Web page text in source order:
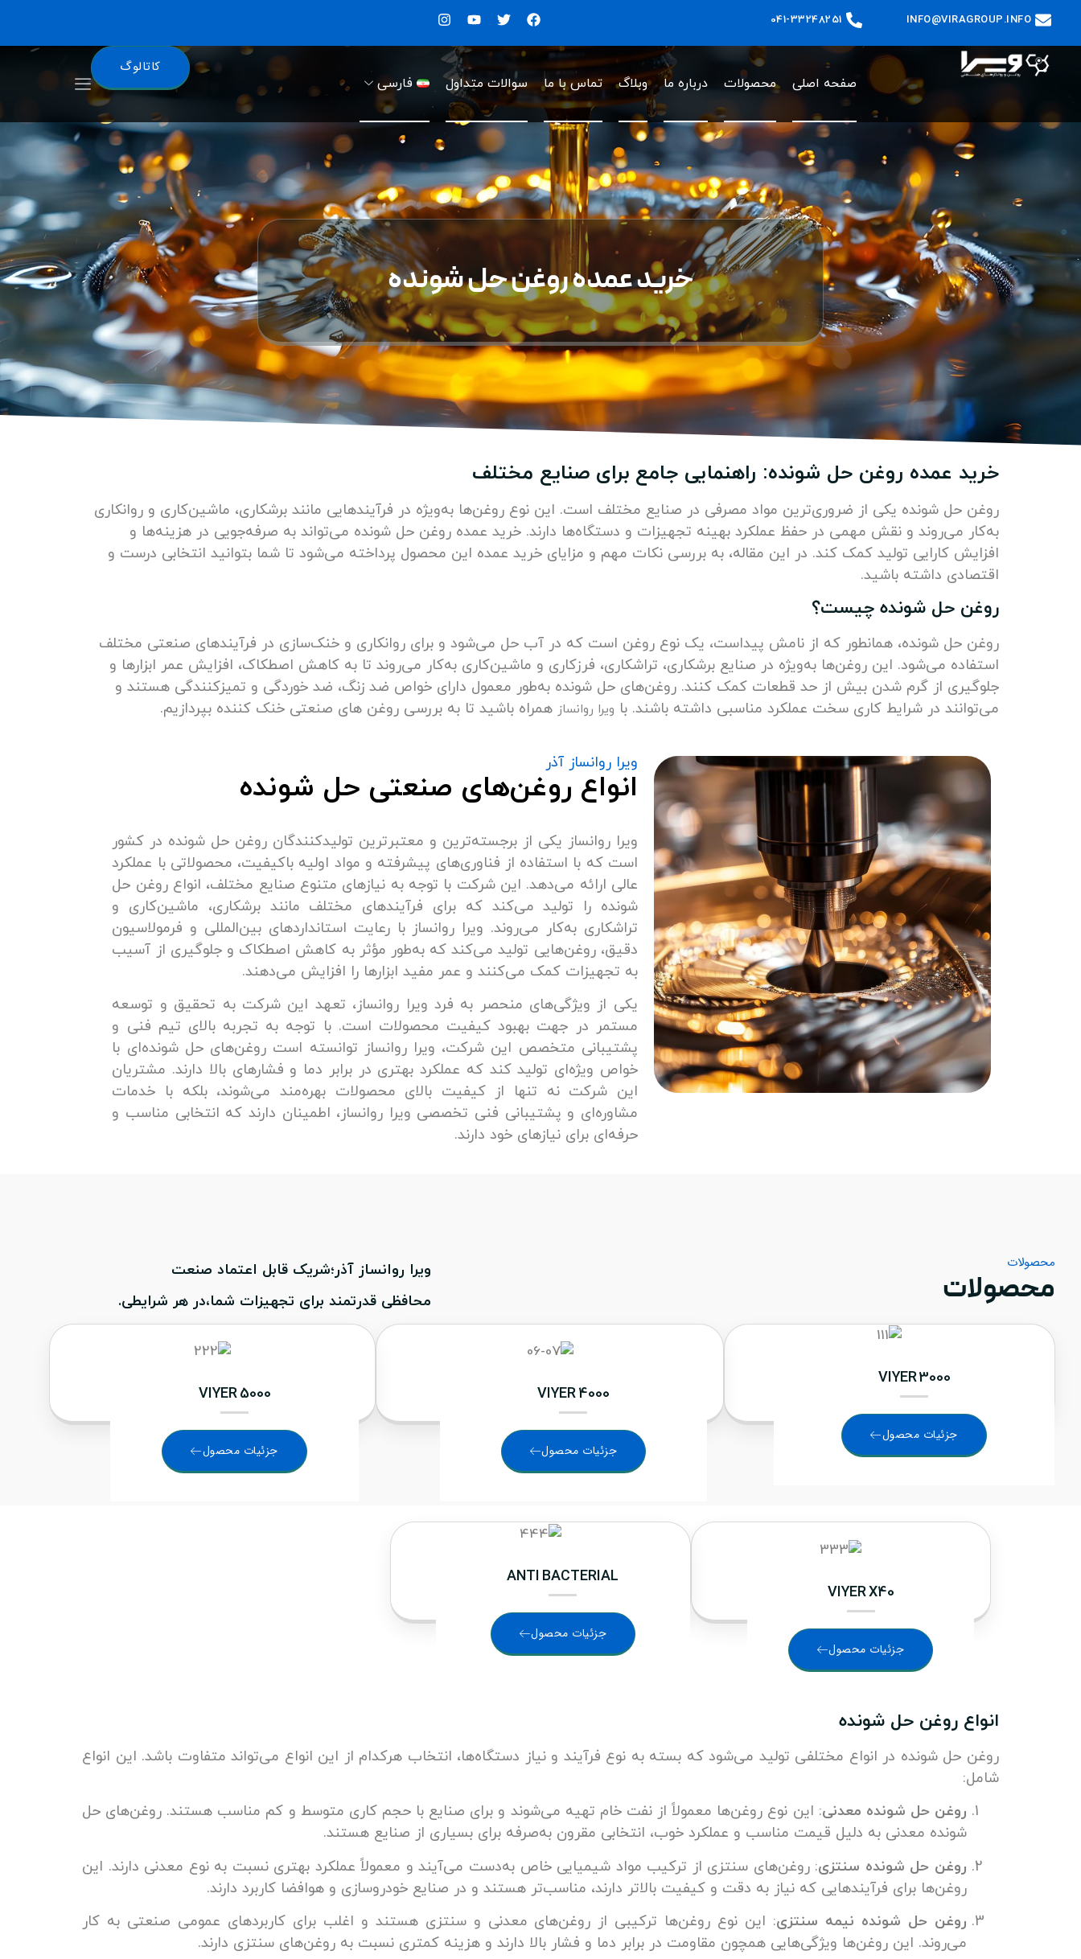
INFO@VIRAGROUP.INFO
041-33248251
صفحه اصلی محصولات درباره ما وبلاگ تماس با ما سوالات متداول فارسی
کاتالوگ
خرید عمده روغن حل شونده
خرید عمده روغن حل شونده: راهنمایی جامع برای صنایع مختلف
روغن حل شونده یکی از ضروری‌ترین مواد مصرفی در صنایع مختلف است. این نوع روغن‌ها به‌ویژه در فرآیندهایی مانند برشکاری، ماشین‌کاری و روانکاری
به‌کار می‌روند و نقش مهمی در حفظ عملکرد بهینه تجهیزات و دستگاه‌ها دارند. خرید عمده روغن حل شونده می‌تواند به صرفه‌جویی در هزینه‌ها و
افزایش کارایی تولید کمک کند. در این مقاله، به بررسی نکات مهم و مزایای خرید عمده این محصول پرداخته می‌شود تا شما بتوانید انتخابی درست و
اقتصادی داشته باشید.
روغن حل شونده چیست؟
روغن حل شونده، همانطور که از نامش پیداست، یک نوع روغن است که در آب حل می‌شود و برای روانکاری و خنک‌سازی در فرآیندهای صنعتی مختلف
استفاده می‌شود. این روغن‌ها به‌ویژه در صنایع برشکاری، تراشکاری، فرزکاری و ماشین‌کاری به‌کار می‌روند تا به کاهش اصطکاک، افزایش عمر ابزارها و
جلوگیری از گرم شدن بیش از حد قطعات کمک کنند. روغن‌های حل شونده به‌طور معمول دارای خواص ضد زنگ، ضد خوردگی و تمیزکنندگی هستند و
می‌توانند در شرایط کاری سخت عملکرد مناسبی داشته باشند. با ویرا روانساز همراه باشید تا به بررسی روغن های صنعتی خنک کننده بپردازیم.
ویرا روانساز آذر
انواع روغن‌های صنعتی حل شونده
ویرا روانساز یکی از برجسته‌ترین و معتبرترین تولیدکنندگان روغن حل شونده در کشور
است که با استفاده از فناوری‌های پیشرفته و مواد اولیه باکیفیت، محصولاتی با عملکرد
عالی ارائه می‌دهد. این شرکت با توجه به نیازهای متنوع صنایع مختلف، انواع روغن حل
شونده را تولید می‌کند که برای فرآیندهای مختلف مانند برشکاری، ماشین‌کاری و
تراشکاری به‌کار می‌روند. ویرا روانساز با رعایت استانداردهای بین‌المللی و فرمولاسیون
دقیق، روغن‌هایی تولید می‌کند که به‌طور مؤثر به کاهش اصطکاک و جلوگیری از آسیب
به تجهیزات کمک می‌کنند و عمر مفید ابزارها را افزایش می‌دهند.
یکی از ویژگی‌های منحصر به فرد ویرا روانساز، تعهد این شرکت به تحقیق و توسعه
مستمر در جهت بهبود کیفیت محصولات است. با توجه به تجربه بالای تیم فنی و
پشتیبانی متخصص این شرکت، ویرا روانساز توانسته است روغن‌های حل شونده‌ای با
خواص ویژه‌ای تولید کند که عملکرد بهتری در برابر دما و فشارهای بالا دارند. مشتریان
این شرکت نه تنها از کیفیت بالای محصولات بهره‌مند می‌شوند، بلکه با خدمات
مشاوره‌ای و پشتیبانی فنی تخصصی ویرا روانساز، اطمینان دارند که انتخابی مناسب و
حرفه‌ای برای نیازهای خود دارند.
محصولات
محصولات
ویرا روانساز آذر؛شریک قابل اعتماد صنعت
محافظی قدرتمند برای تجهیزات شما،در هر شرایطی.
VIYER 3000
جزئیات محصول
VIYER 4000
جزئیات محصول
VIYER 5000
جزئیات محصول
VIYER X40
جزئیات محصول
ANTI BACTERIAL
جزئیات محصول
انواع روغن حل شونده
روغن حل شونده در انواع مختلفی تولید می‌شود که بسته به نوع فرآیند و نیاز دستگاه‌ها، انتخاب هرکدام از این انواع می‌تواند متفاوت باشد. این انواع
شامل:
روغن حل شونده معدنی: این نوع روغن‌ها معمولاً از نفت خام تهیه می‌شوند و برای صنایع با حجم کاری متوسط و کم مناسب هستند. روغن‌های حل
شونده معدنی به دلیل قیمت مناسب و عملکرد خوب، انتخابی مقرون به‌صرفه برای بسیاری از صنایع هستند.
روغن حل شونده سنتزی: روغن‌های سنتزی از ترکیب مواد شیمیایی خاص به‌دست می‌آیند و معمولاً عملکرد بهتری نسبت به نوع معدنی دارند. این
روغن‌ها برای فرآیندهایی که نیاز به دقت و کیفیت بالاتر دارند، مناسب‌تر هستند و در صنایع خودروسازی و هوافضا کاربرد دارند.
روغن حل شونده نیمه سنتزی: این نوع روغن‌ها ترکیبی از روغن‌های معدنی و سنتزی هستند و اغلب برای کاربردهای عمومی صنعتی به کار
می‌روند. این روغن‌ها ویژگی‌هایی همچون مقاومت در برابر دما و فشار بالا دارند و هزینه کمتری نسبت به روغن‌های سنتزی دارند.